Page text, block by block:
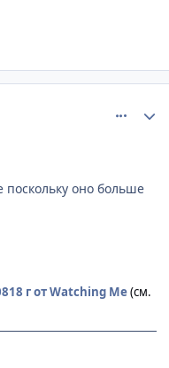
оно больше
18 гот Watching Me(см.